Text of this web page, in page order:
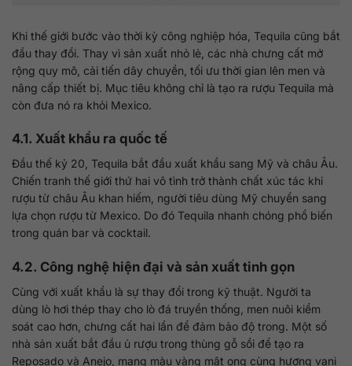
Khi thế giới bước vào thời kỳ công nghiệp hóa, Tequila cũng bắt
đầu thay đổi. Thay vì sản xuất nhỏ lẻ, các nhà chưng cất mở
rộng quy mô, cải tiến dây chuyền, tối ưu thời gian lên men và
nâng cấp thiết bị. Mục tiêu không chỉ là tạo ra rượu Tequila mà
còn đưa nó ra khỏi Mexico.
4.1. Xuất khẩu ra quốc tế
Đầu thế kỷ 20, Tequila bắt đầu xuất khẩu sang Mỹ và châu Âu.
Chiến tranh thế giới thứ hai vô tình trở thành chất xúc tác khi
rượu từ châu Âu khan hiếm, người tiêu dùng Mỹ chuyển sang
lựa chọn rượu từ Mexico. Do đó Tequila nhanh chóng phổ biến
trong quán bar và cocktail.
4.2. Công nghệ hiện đại và sản xuất tinh gọn
Cùng với xuất khẩu là sự thay đổi trong kỹ thuật. Người ta
dùng lò hơi thép thay cho lò đá truyền thống, men nuôi kiểm
soát cao hơn, chưng cất hai lần để đảm bảo độ trong. Một số
nhà sản xuất bắt đầu ủ rượu trong thùng gỗ sồi để tạo ra
Reposado và Anejo, mang màu vàng mật ong cùng hương vani